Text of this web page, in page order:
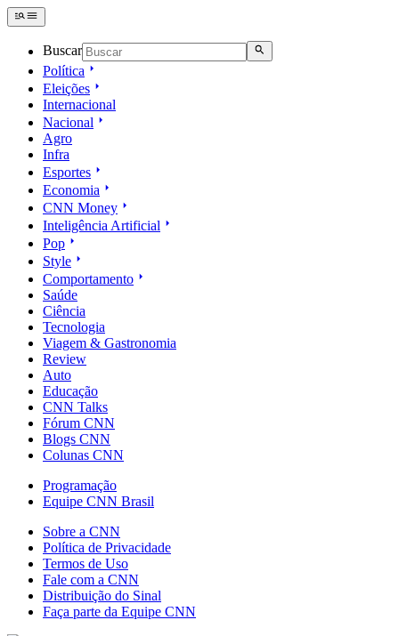
Buscar
Política
Eleições
Internacional
Nacional
Agro
Infra
Esportes
Economia
CNN Money
Inteligência Artificial
Pop
Style
Comportamento
Saúde
Ciência
Tecnologia
Viagem & Gastronomia
Review
Auto
Educação
CNN Talks
Fórum CNN
Blogs CNN
Colunas CNN
Programação
Equipe CNN Brasil
Sobre a CNN
Política de Privacidade
Termos de Uso
Fale com a CNN
Distribuição do Sinal
Faça parte da Equipe CNN